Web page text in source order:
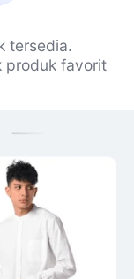
tersedia.
produk favorit